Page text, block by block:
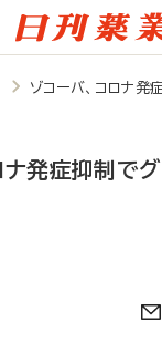
ゾコーバ、コロナ
ナ発症抑制で